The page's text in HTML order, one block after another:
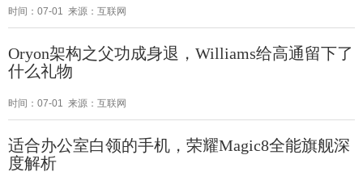
时间：07-01 来源：互联网
Oryon架构之父功成身退，Williams给高通留下了
什么礼物
时间：07-01 来源：互联网
适合办公室白领的手机，荣耀Magic8全能旗舰深
度解析